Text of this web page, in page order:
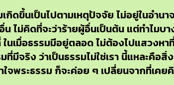
กิดขึ้นเป็นไปตามเหตุปัจจัย ไม่อยู่ในอ
ไม่คิดที่จะว่าร้ายผู้อื่นเป็นต้น แต่ทำไมบ
นเมื่อธรรมมีอยู่ตลอด ไม่ต้องไปแสวงห
จริง ว่าเป็นธรรมไม่ใช่เรา นี้แหละคือ
ใจพระธรรม ก็จะค่อย ๆ เปลี่ยนจากที่เ